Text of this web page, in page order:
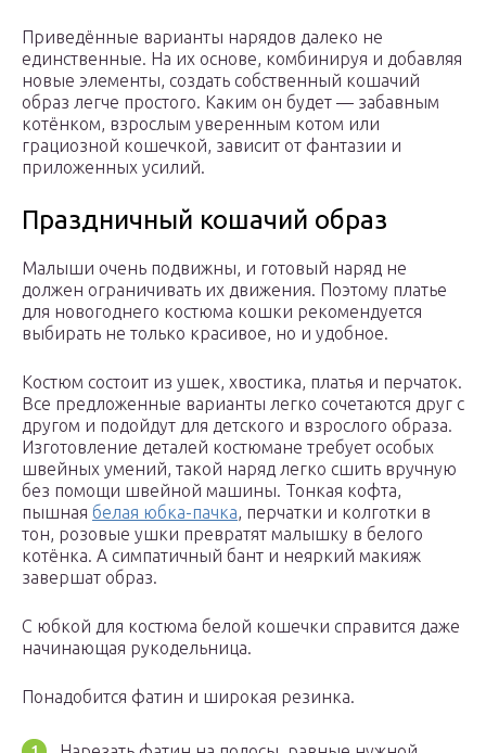
Приведённые варианты нарядов далеко не
единственные. На их основе, комбинируя и добавляя
новые элементы, создать собственный кошачий
образ легче простого. Каким он будет — забавным
котёнком, взрослым уверенным котом или
грациозной кошечкой, зависит от фантазии и
приложенных усилий.
Праздничный кошачий образ
Малыши очень подвижны, и готовый наряд не
должен ограничивать их движения. Поэтому платье
для новогоднего костюма кошки рекомендуется
выбирать не только красивое, но и удобное.
Костюм состоит из ушек, хвостика, платья и перчаток.
Все предложенные варианты легко сочетаются друг с
другом и подойдут для детского и взрослого образа.
Изготовление деталей костюмане требует особых
швейных умений, такой наряд легко сшить вручную
без помощи швейной машины. Тонкая кофта,
пышная белая юбка-пачка, перчатки и колготки в
тон, розовые ушки превратят малышку в белого
котёнка. А симпатичный бант и неяркий макияж
завершат образ.
С юбкой для костюма белой кошечки справится даже
начинающая рукодельница.
Понадобится фатин и широкая резинка.